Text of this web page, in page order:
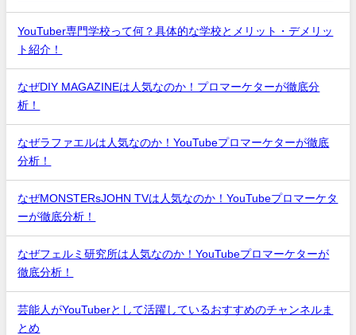
YouTuber専門学校って何？具体的な学校とメリット・デメリッ
ト紹介！
なぜDIY MAGAZINEは人気なのか！プロマーケターが徹底分
析！
なぜラファエルは人気なのか！YouTubeプロマーケターが徹底
分析！
なぜMONSTERsJOHN TVは人気なのか！YouTubeプロマーケタ
ーが徹底分析！
なぜフェルミ研究所は人気なのか！YouTubeプロマーケターが
徹底分析！
芸能人がYouTuberとして活躍しているおすすめのチャンネルま
とめ